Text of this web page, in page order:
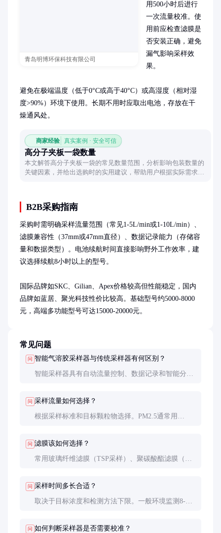
青岛明博环保科技有限公司
用500小时后进行
一次流量校准。使
用前应检查滤膜是
否安装正确，避免
漏气影响采样效
果。
避免在极端温度（低于0°C或高于40°C）或高湿度（相对湿
度>90%）环境下使用。长期不用时应取出电池，存放在干
燥通风处。
商家经验 真实案例 · 安全可信
高分子夹板一袋数量
本文解答高分子夹板一袋的常见数量范围，分析影响包装数量的
关键因素，并给出选购时的实用建议，帮助用户根据实际需求做
B2B采购指南
采购时需明确采样流量范围（常见1-5L/min或1-10L/min）、
滤膜兼容性（37mm或47mm直径）、数据记录能力（存储容
量和数据类型）。电池续航时间直接影响野外工作效率，建
议选择续航8小时以上的型号。
国际品牌如SKC、Gilian、Apex价格较高但性能稳定，国内
品牌如蓝居、聚光科技性价比较高。基础型号约5000-8000
元，高端多功能型号可达15000-20000元。
常见问题
问 智能气溶胶采样器与传统采样器有何区别？
智能采样器具有自动流量控制、数据记录和智能分析
问 采样流量如何选择？
根据采样标准和目标颗粒物选择。PM2.5通常用
问 滤膜该如何选择？
常用玻璃纤维滤膜（TSP采样）、聚碳酸酯滤膜（微
问 采样时间多长合适？
取决于目标浓度和检测方法下限。一般环境监测8-24
问 如何判断采样器是否需要校准？